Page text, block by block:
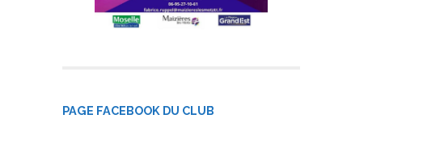
PAGE FACEBOOK DU CLUB